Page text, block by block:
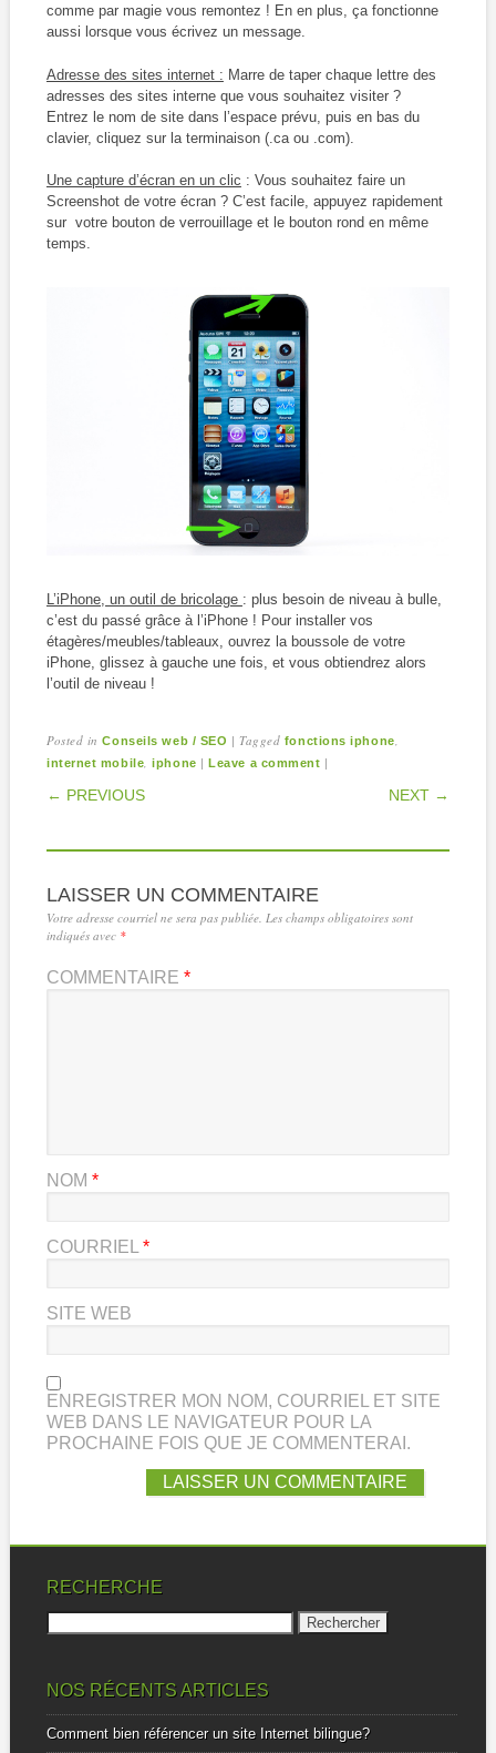
comme par magie vous remontez ! En en plus, ça fonctionne
aussi lorsque vous écrivez un message.
Adresse des sites internet : Marre de taper chaque lettre des
adresses des sites interne que vous souhaitez visiter ?
Entrez le nom de site dans l’espace prévu, puis en bas du
clavier, cliquez sur la terminaison (.ca ou .com).
Une capture d’écran en un clic : Vous souhaitez faire un
Screenshot de votre écran ? C’est facile, appuyez rapidement
sur votre bouton de verrouillage et le bouton rond en même
temps.
L’iP hone, un outil de bricolage : plus besoin de niveau à bulle,
c’est du passé grâce à l’iPhone ! Pour installer vos
étagères/meubles/tableaux, ouvrez la boussole de votre
iPhone, glissez à gauche une fois, et vous obtiendrez alors
l’outil de niveau !
Posted inConseils web / SEO |Tagged fonctions iphone,
internet mobile,iphone |Leave a comment |
POST NAVIGATION
← PREVIOUS NEXT →
LAISSER UN COMMENTAIRE
Votre adresse courriel ne sera pas publiée. Les champs obligatoires sont
indiqués avec *
COMMENTAIRE *
NOM *
COURRIEL *
SITE WEB
ENREGISTRER MON NOM, COURRIEL ET SITE
WEB DANS LE NAVIGATEUR POUR LA
PROCHAINE FOIS QUE JE COMMENTERAI.
RECHERCHE
NOS RÉCENTS ARTICLES
Comment bien référencer un site Internet bilingue?